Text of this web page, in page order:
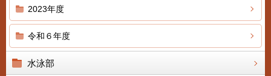
2023年度
令和６年度
水泳部